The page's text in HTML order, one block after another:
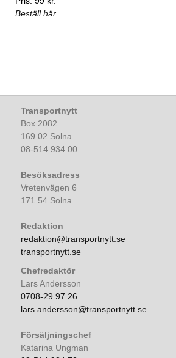
Beställ här
Transportnytt
Box 2082
169 02 Solna
08-514 934 00
Besöksadress
Vretenvägen 6
171 54 Solna
Redaktion
redaktion@transportnytt.se
transportnytt.se
Chefredaktör
Lars Andersson
0708-29 97 26
lars.andersson@transportnytt.se
Försäljningschef
Katarina Ungman